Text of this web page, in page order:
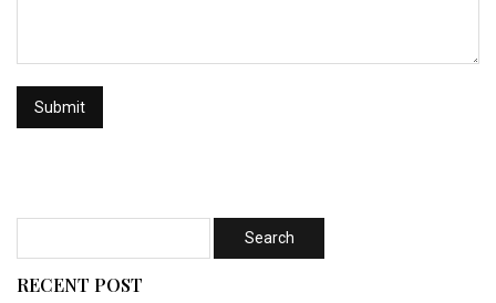
RECENT POST